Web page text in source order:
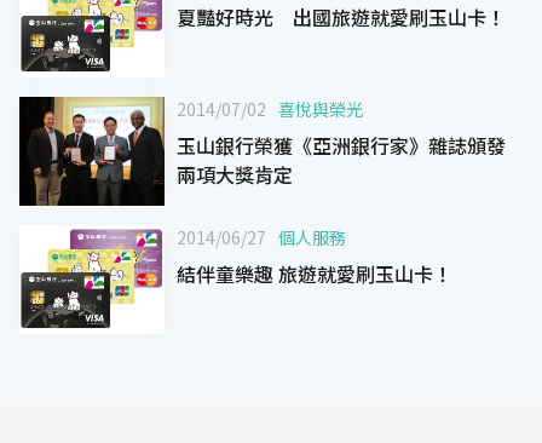
夏豔好時光 出國旅遊就愛刷玉山卡！
2014/07/02 喜悅與榮光
玉山銀行榮獲《亞洲銀行家》雜誌頒發
兩項大獎肯定
2014/06/27 個人服務
結伴童樂趣 旅遊就愛刷玉山卡！